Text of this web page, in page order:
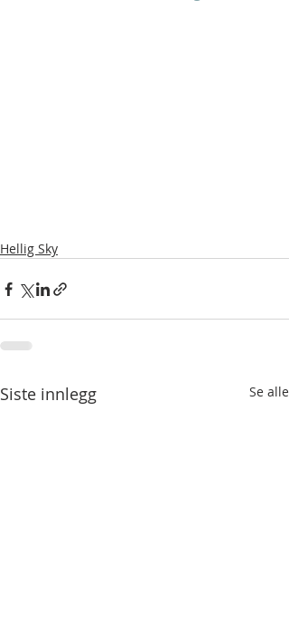
Hellig Sky
Siste innlegg Se alle